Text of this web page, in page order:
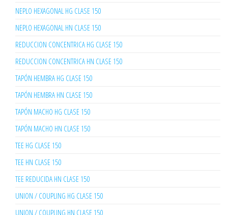
NEPLO HEXAGONAL HG CLASE 150
NEPLO HEXAGONAL HN CLASE 150
REDUCCION CONCENTRICA HG CLASE 150
REDUCCION CONCENTRICA HN CLASE 150
TAPÓN HEMBRA HG CLASE 150
TAPÓN HEMBRA HN CLASE 150
TAPÓN MACHO HG CLASE 150
TAPÓN MACHO HN CLASE 150
TEE HG CLASE 150
TEE HN CLASE 150
TEE REDUCIDA HN CLASE 150
UNION / COUPLING HG CLASE 150
UNION / COUPLING HN CLASE 150